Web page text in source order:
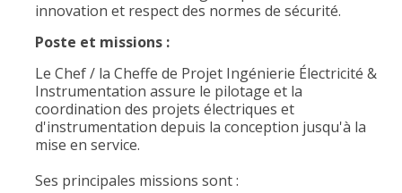
innovation et respect des normes de sécurité.
Poste et missions :
Le Chef / la Cheffe de Projet Ingénierie Électricité &
Instrumentation assure le pilotage et la
coordination des projets électriques et
d'instrumentation depuis la conception jusqu'à la
mise en service.
Ses principales missions sont :